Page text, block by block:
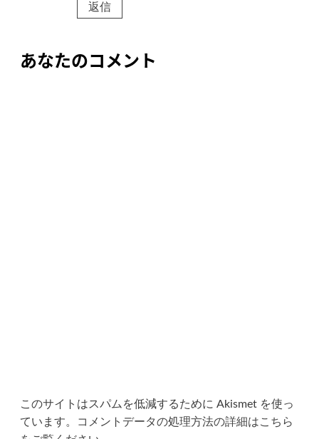
返信
あなたのコメント
このサイトはスパムを低減するために Akismet を使っ
ています。
コメントデータの処理方法の詳細はこちら